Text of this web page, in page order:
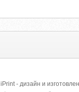
- дизайн и